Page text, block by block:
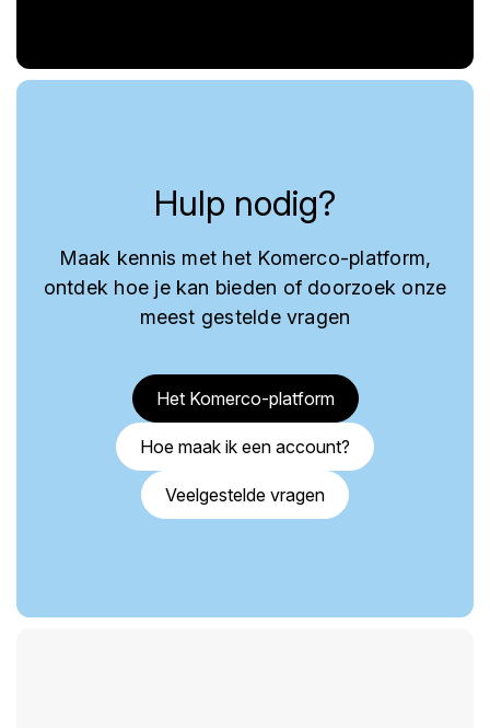
Hulp nodig?
Maak kennis met het Komerco-platform,
ontdek hoe je kan bieden of doorzoek onze
meest gestelde vragen
Het Komerco-platform
Hoe maak ik een account?
Veelgestelde vragen